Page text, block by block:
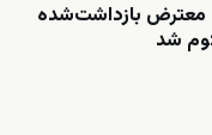
معترض بازداشت‌شده
شد